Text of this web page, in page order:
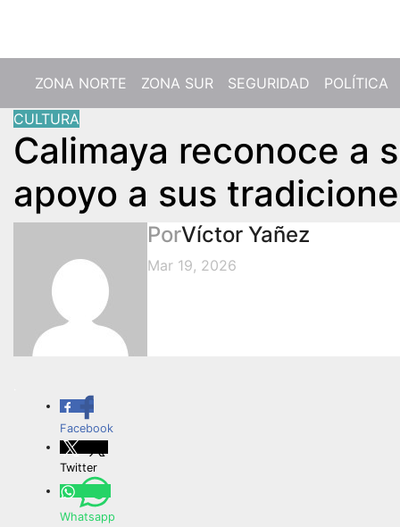
ZONA NORTE ZONA SUR SEGURIDAD POLÍTICA
CULTURA
Calimaya reconoce a
apoyo a sus
PorVíctor Yañez
Mar 19, 2026
Facebook
Twitter
Whatsapp